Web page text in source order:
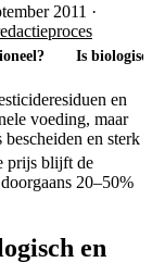
2011 ·
Is
en
voeding, maar
en sterk
prijs blijft de
20–50%
en